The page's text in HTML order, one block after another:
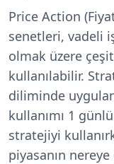
Price Action
senetleri, vadeli
olmak üzere
kullanılabilir.
diliminde
kullanımı 1
stratejiyi
piyasanın